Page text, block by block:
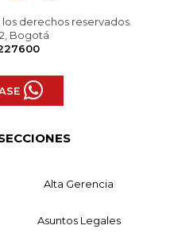
derechos reservados.
Bogotá
Alta Gerencia
Asuntos Legales